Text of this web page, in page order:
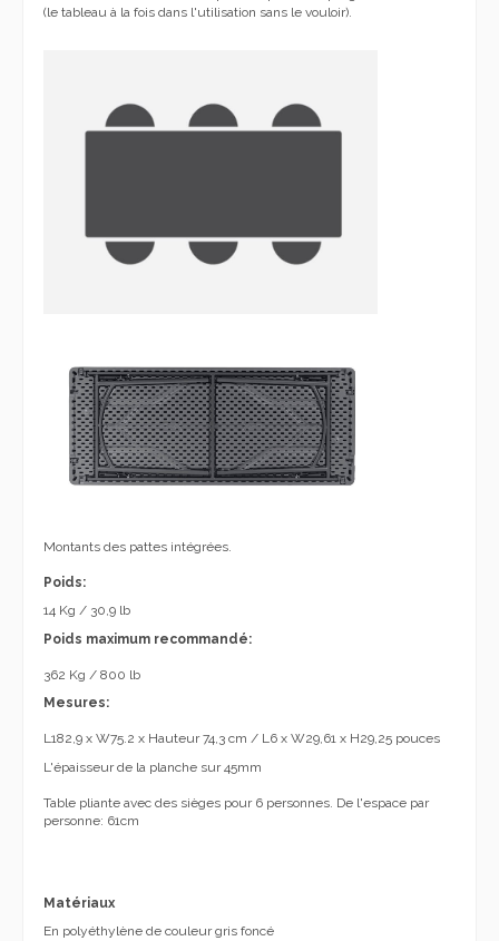
(le tableau à la fois dans l'utilisation sans le vouloir).
Montants des pattes intégrées.
Poids:
14 Kg / 30,9 lb
Poids maximum recommandé:
362 Kg / 800 lb
Mesures:
L182,9 x W75.2 x Hauteur 74,3 cm / L6 x W29,61 x H29,25 pouces
L'épaisseur de la planche sur 45mm
Table pliante avec des sièges pour 6 personnes. De l'espace par
personne: 61cm
Matériaux
En polyéthylène de couleur gris foncé